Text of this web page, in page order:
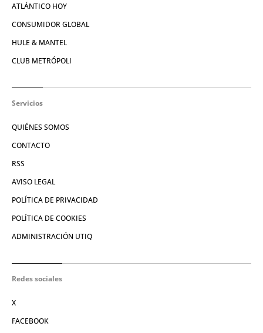
ATLÁNTICO HOY
CONSUMIDOR GLOBAL
HULE & MANTEL
CLUB METRÓPOLI
Servicios
QUIÉNES SOMOS
CONTACTO
RSS
AVISO LEGAL
POLÍTICA DE PRIVACIDAD
POLÍTICA DE COOKIES
ADMINISTRACIÓN UTIQ
Redes sociales
X
FACEBOOK